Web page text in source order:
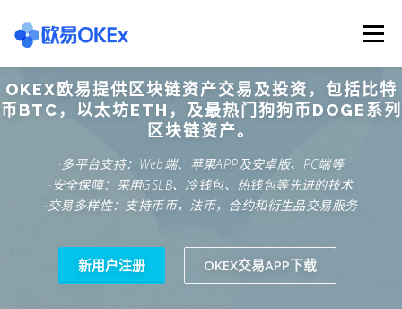
content
Menu
欧意交易所 关于欧意OKX 欧意APP下载
欧意注册网址 欧意交易下载 欧意团队
OKEX欧易提供区块链资产交易及投资，包括比特
币BTC，以太坊ETH，及最热门狗狗币DOGE系列
区块链资产。
·多平台支持：Web端、苹果APP及安卓版、PC端等
·安全保障：采用GSLB、冷钱包、热钱包等先进的技术
·交易多样性：支持币币，法币，合约和衍生品交易服务
新用户注册 OKEX交易APP下载